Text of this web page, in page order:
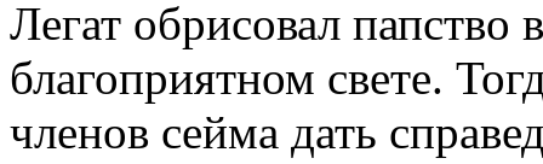
Легат обрисовал папство
благоприятном свете.
членов сейма дать